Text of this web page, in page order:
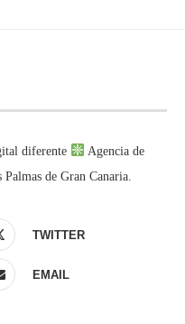
diferente
Agencia de
de Gran Canaria.
TWITTER
EMAIL